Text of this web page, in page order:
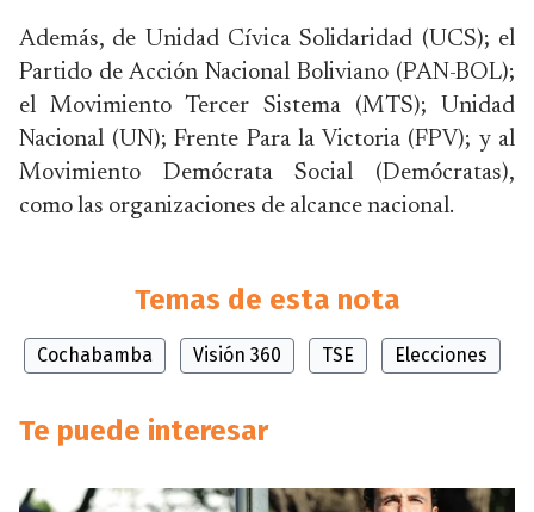
Además, de Unidad Cívica Solidaridad (UCS); el
Partido de Acción Nacional Boliviano (PAN-BOL);
el Movimiento Tercer Sistema (MTS); Unidad
Nacional (UN); Frente Para la Victoria (FPV); y al
Movimiento Demócrata Social (Demócratas),
como las organizaciones de alcance nacional.
Temas de esta nota
Cochabamba Visión 360 TSE Elecciones
Te puede interesar